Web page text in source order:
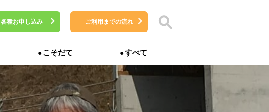
こそだて すべて
各種お申し込み ご利用までの流れ